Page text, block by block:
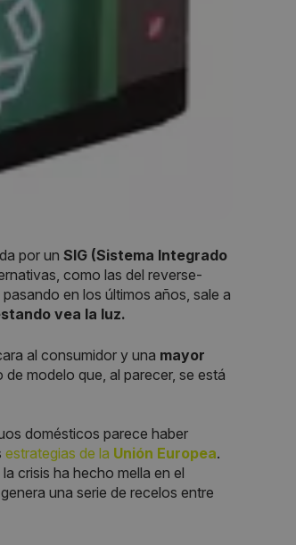
por un SIG (Sistema Integrado
como las del reverse-
en los últimos años, sale a
vea la luz.
al consumidor y una mayor
modelo que, al parecer, se está
domésticos parece haber
estrategias de la Unión Europea.
crisis ha hecho mella en el
una serie de recelos entre